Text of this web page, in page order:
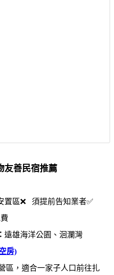
友善民宿推薦
置區❌ 須提前告知業者✅
遠雄海洋公園、洄瀾灣
房)
區，適合一家子人口前往扎